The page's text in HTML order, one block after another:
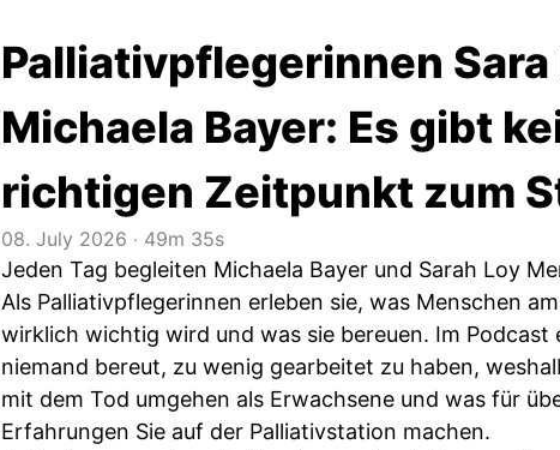
Palliativpflegerinnen Sara
Michaela Bayer: Es gibt
richtigen Zeitpunkt zum
08. July 2026 ‧ 49m 35s
Jeden Tag begleiten Michaela Bayer und Sarah Loy
Als Palliativpflegerinnen erleben sie, was Menschen
wirklich wichtig wird und was sie bereuen. Im Podcast
niemand bereut, zu wenig gearbeitet zu haben,
mit dem Tod umgehen als Erwachsene und was für
Erfahrungen Sie auf der Palliativstation machen.